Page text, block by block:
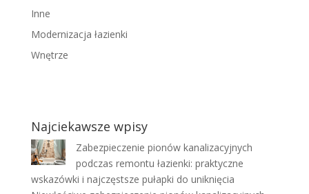
Inne
Modernizacja łazienki
Wnętrze
Najciekawsze wpisy
Zabezpieczenie pionów kanalizacyjnych
podczas remontu łazienki: praktyczne
wskazówki i najczęstsze pułapki do uniknięcia